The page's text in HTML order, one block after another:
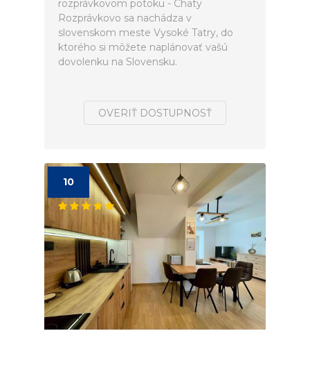
rozprávkovom potoku - Chaty
Rozprávkovo sa nachádza v
slovenskom meste Vysoké Tatry, do
ktorého si môžete naplánovať vašú
dovolenku na Slovensku.
OVERIŤ DOSTUPNOSŤ
10